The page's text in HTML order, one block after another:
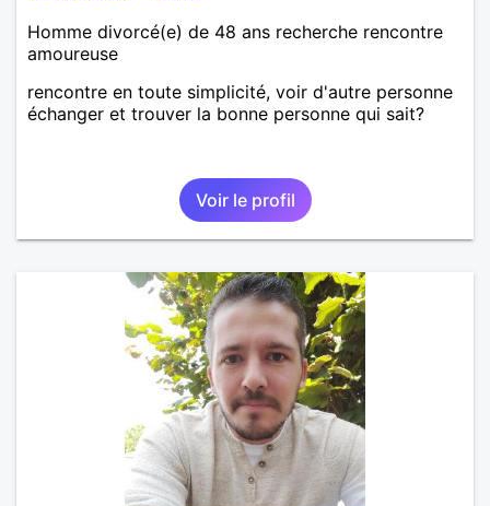
Homme divorcé(e) de 48 ans recherche rencontre
amoureuse
rencontre en toute simplicité, voir d'autre personne
échanger et trouver la bonne personne qui sait?
Voir le profil